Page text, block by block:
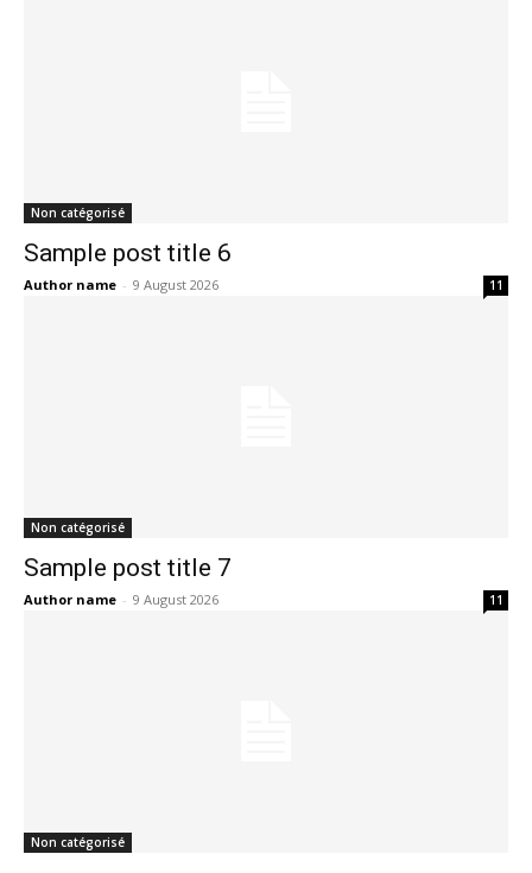
Non catégorisé
Sample post title 6
Author name - 9 August 2026 11
Non catégorisé
Sample post title 7
Author name - 9 August 2026 11
Non catégorisé